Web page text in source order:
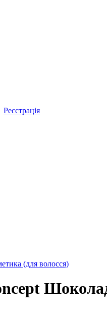
Реєстрація
(для волосся)